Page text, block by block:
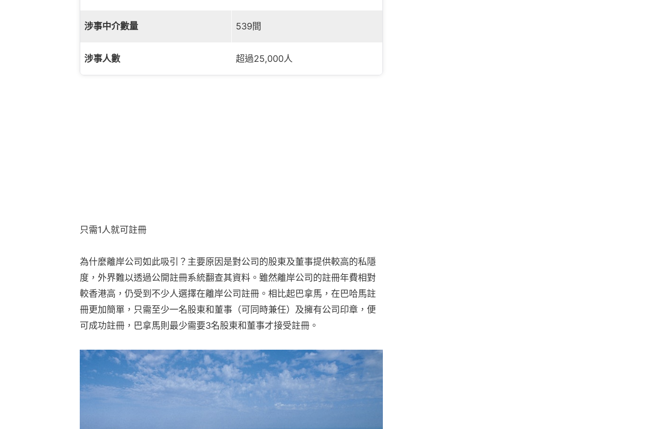
涉事中介數量 539間
涉事人數 超過25,000人
只需1人就可註冊
為什麼離岸公司如此吸引？主要原因是對公司的股東及董事提供較高的私隱
度，外界難以透過公開註冊系統翻查其資料。雖然離岸公司的註冊年費相對
較香港高，仍受到不少人選擇在離岸公司註冊。相比起巴拿馬，在巴哈馬註
冊更加簡單，只需至少一名股東和董事（可同時兼任）及擁有公司印章，便
可成功註冊，巴拿馬則最少需要3名股東和董事才接受註冊。